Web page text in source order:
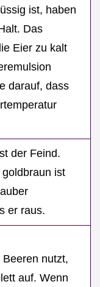
ist, haben
Das
Eier zu kalt
darauf, dass
der Feind.
ist
er raus.
nutzt,
auf. Wenn